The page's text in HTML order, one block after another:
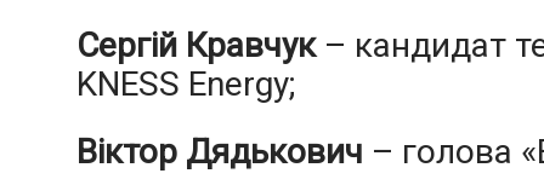
Сергій Кравчук– кандидат
KNESS Energy;
Віктор Дядькович – голова